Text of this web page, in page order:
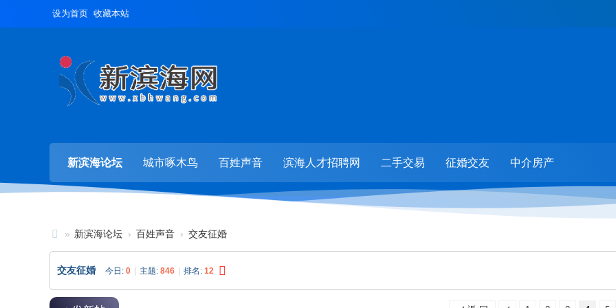
设为首页 收藏本站
新滨海论坛 城市啄木鸟 百姓声音 滨海人才招聘网 二手交易 征婚交友 中介房产
新
滨
海
» 新滨海论坛 › 百姓声音 › 交友征婚
交友征婚 今日: 0 主题: 846 排名: 12